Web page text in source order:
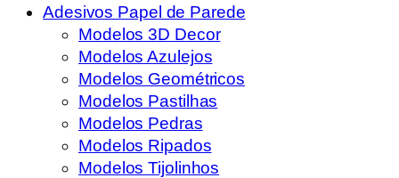
Adesivos Papel de Parede
Modelos 3D Decor
Modelos Azulejos
Modelos Geométricos
Modelos Pastilhas
Modelos Pedras
Modelos Ripados
Modelos Tijolinhos